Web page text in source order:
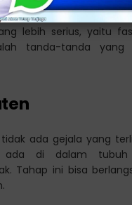
tidak terobati, akan
lebih serius, yaitu
tanda-tanda yang
ada gejala yang
ada di dalam
Tahap ini bisa